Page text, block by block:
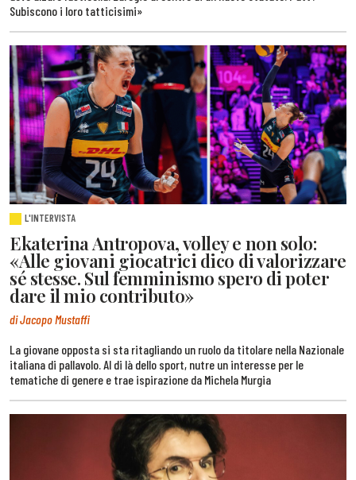
Subiscono i loro tatticisimi»
L'INTERVISTA
Ekaterina Antropova, volley e non solo:
«Alle giovani giocatrici dico di valorizzare
sé stesse. Sul femminismo spero di poter
dare il mio contributo»
di Jacopo Mustaffi
La giovane opposta si sta ritagliando un ruolo da titolare nella Nazionale
italiana di pallavolo. Al di là dello sport, nutre un interesse per le
tematiche di genere e trae ispirazione da Michela Murgia